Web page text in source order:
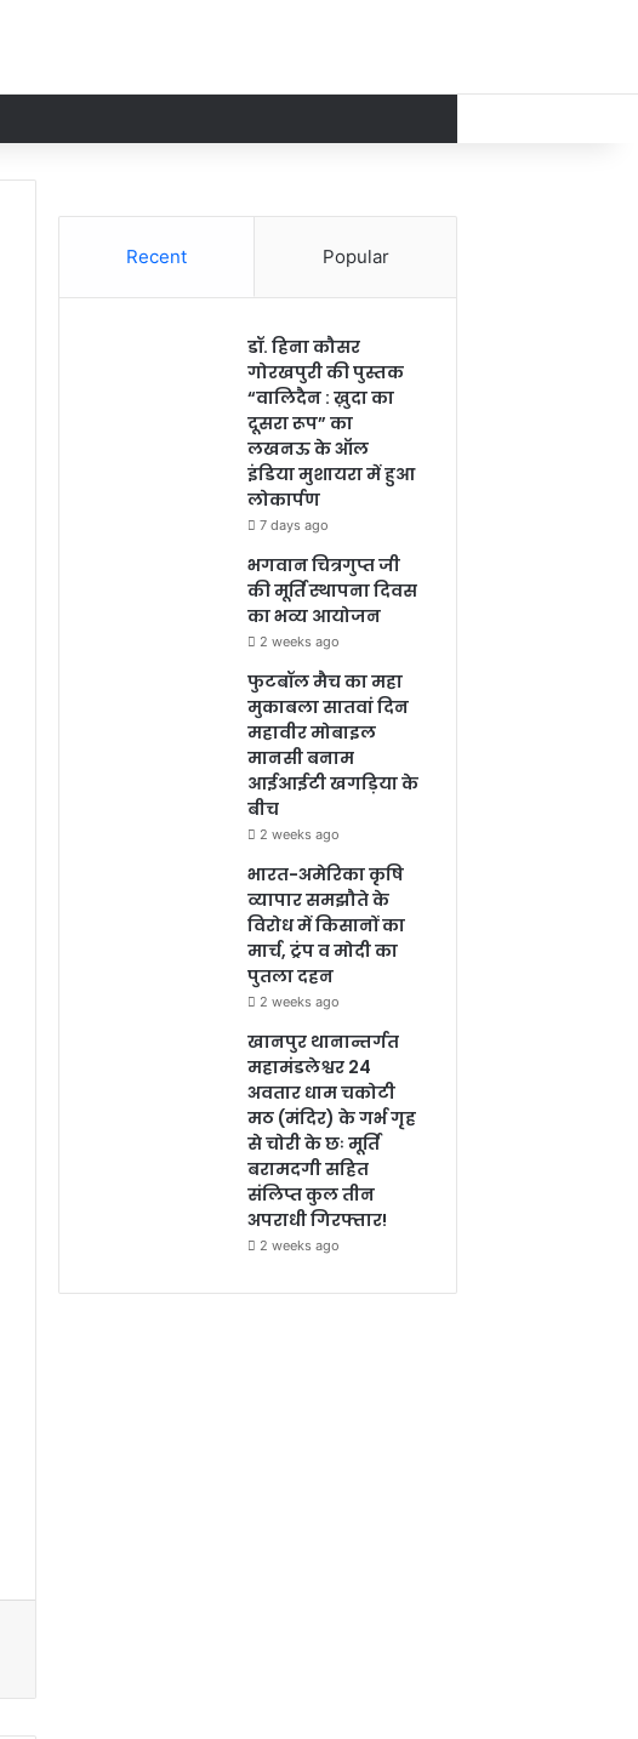
Recent Popular
डॉ. हिना कौसर
गोरखपुरी की पुस्तक
“वालिदैन : ख़ुदा का
दूसरा रूप” का
लखनऊ के ऑल
इंडिया मुशायरा में हुआ
लोकार्पण
7 days ago
भगवान चित्रगुप्त जी
की मूर्ति स्थापना दिवस
का भव्य आयोजन
2 weeks ago
फुटबॉल मैच का महा
मुकाबला सातवां दिन
महावीर मोबाइल
मानसी बनाम
आईआईटी खगड़िया के
बीच
2 weeks ago
भारत-अमेरिका कृषि
व्यापार समझौते के
विरोध में किसानों का
मार्च, ट्रंप व मोदी का
पुतला दहन
2 weeks ago
खानपुर थानान्तर्गत
महामंडलेश्वर 24
अवतार धाम चकोटी
मठ (मंदिर) के गर्भ गृह
से चोरी के छः मूर्ति
बरामदगी सहित
संलिप्त कुल तीन
अपराधी गिरफ्तार!
2 weeks ago